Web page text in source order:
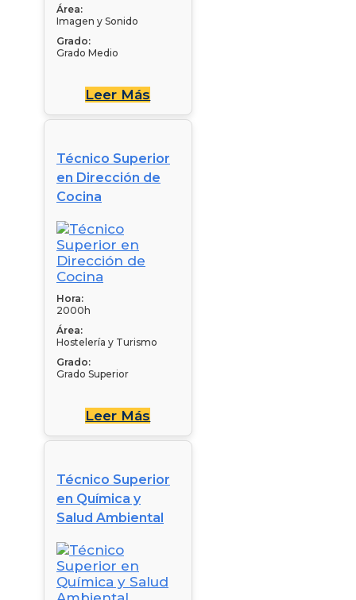
Área:
Imagen y Sonido
Grado:
Grado Medio
Leer Más
Técnico Superior
en Dirección de
Cocina
Hora:
2000h
Área:
Hostelería y Turismo
Grado:
Grado Superior
Leer Más
Técnico Superior
en Química y
Salud Ambiental